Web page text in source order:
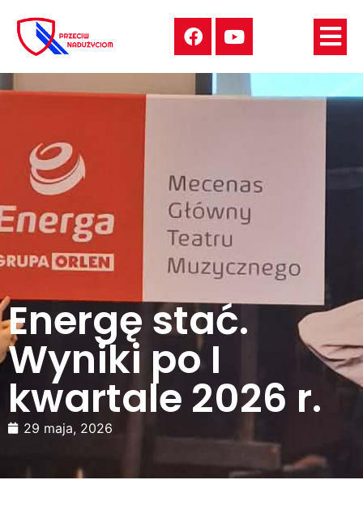
Energę stać.
Wyniki po I
kwartale 2026 r.
29 maja, 2026